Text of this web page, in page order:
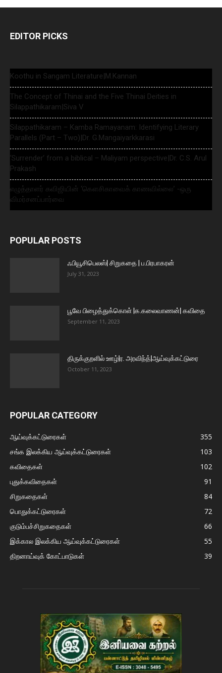
EDITOR PICKS
Koothu in Sangam Literature|M.Kannan
The Concept of Thinai and the Five Thinai Deities in
Silappathikaram|Siva V
Silappathikaram – Kamba Ramayanam: Identifying Literary
Parallels (Part – Two)|Dr. G.Mangaiyarkkarasi
‘Surrender’ from a biblical – Maliyam perspective|Dr. C.S. Arul
Prakash
எழுத்தாளர் கவிஜியின் ‘கௌசிகாவைக் காணவில்லை’ -ஒரு
விமர்சனப்பார்வை
POPULAR POSTS
ஃபியூசிபெலஸ்| சிறுகதை | ப.பிரபாகரன்
July 31, 2023
பூவே பிழைத்துக்கொள் |க.கலைவாணன்| கவிதை
September 11, 2023
திருக்குறளில் ஊழ்|ர. அரவிந்த்|ஆய்வுக்கட்டுரை
October 11, 2023
POPULAR CATEGORY
ஆய்வுக்கட்டுரைகள்
355
சங்க இலக்கிய ஆய்வுக்கட்டுரைகள்
103
கவிதைகள்
102
புதுக்கவிதைகள்
91
சிறுகதைகள்
84
பொதுக்கட்டுரைகள்
72
குடும்பச்சிறுகதைகள்
66
இக்கால இலக்கிய ஆய்வுக்கட்டுரைகள்
55
திறனாய்வுக் கோட்பாடுகள்
39